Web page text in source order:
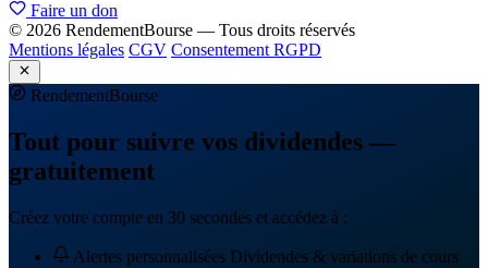
Faire un don
© 2026 RendementBourse — Tous droits réservés
Mentions légales CGV Consentement RGPD
RendementBourse
Tout pour suivre vos dividendes —
gratuitement
Créez votre compte en 30 secondes et accédez à :
Alertes personnalisées Dividendes & variations de cours